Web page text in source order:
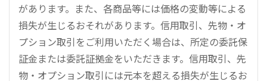
があります。また、各商品等には価格の変動等による
損失が生じるおそれがあります。信用取引、先物・オ
プション取引をご利用いただく場合は、所定の委託保
証金または委託証拠金をいただきます。信用取引、先
物・オプション取引には元本を超える損失が生じるお